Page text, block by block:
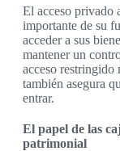
El acceso privado
importante de su
acceder a sus
mantener un
acceso restringido
también asegura
entrar.
El papel de las
patrimonial